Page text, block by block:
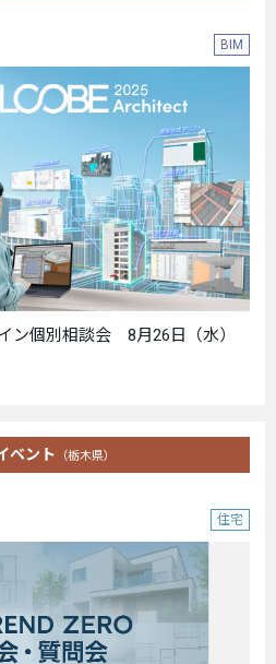
BIM
ン個別相談会 8月26日（水）
ベント （栃木県）
住宅